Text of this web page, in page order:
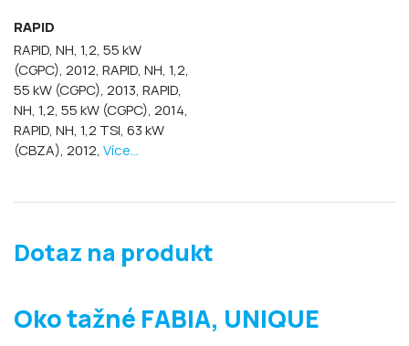
RAPID
RAPID, NH, 1,2, 55 kW
(CGPC), 2012, RAPID, NH, 1,2,
55 kW (CGPC), 2013, RAPID,
NH, 1,2, 55 kW (CGPC), 2014,
RAPID, NH, 1,2 TSI, 63 kW
(CBZA), 2012, Více...
Dotaz na produkt
Oko tažné FABIA, UNIQUE